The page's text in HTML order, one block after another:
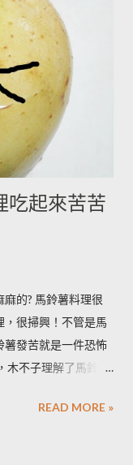
吃起來苦苦
麻的? 馬鈴薯料理很
很掃興！不管是馬
薯發苦就是一件恐怖
木不子理解了馬鈴薯
鈴薯以含有大量茄
READ MORE »